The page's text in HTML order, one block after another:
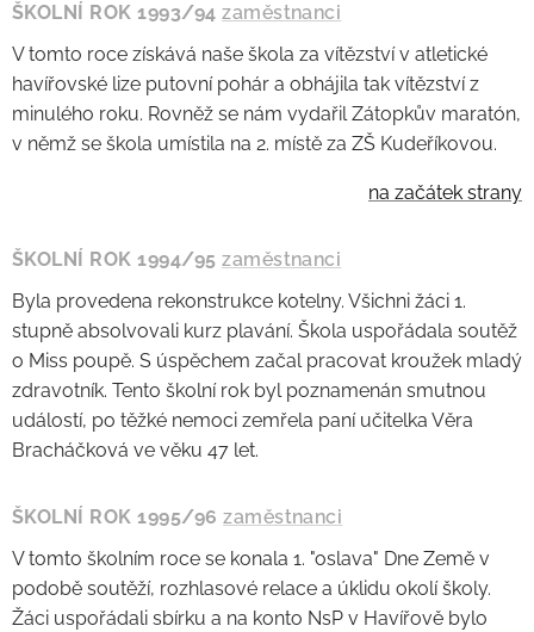
ŠKOLNÍ ROK 1993/94 zaměstnanci
V tomto roce získává naše škola za vítězství v atletické
havířovské lize putovní pohár a obhájila tak vítězství z
minulého roku. Rovněž se nám vydařil Zátopkův maratón,
v němž se škola umístila na 2. místě za ZŠ Kudeříkovou.
na začátek strany
ŠKOLNÍ ROK 1994/95 zaměstnanci
Byla provedena rekonstrukce kotelny. Všichni žáci 1.
stupně absolvovali kurz plavání. Škola uspořádala soutěž
o Miss poupě. S úspěchem začal pracovat kroužek mladý
zdravotník. Tento školní rok byl poznamenán smutnou
událostí, po těžké nemoci zemřela paní učitelka Věra
Bracháčková ve věku 47 let.
ŠKOLNÍ ROK 1995/96zaměstnanci
V tomto školním roce se konala 1. "oslava" Dne Země v
podobě soutěží, rozhlasové relace a úklidu okolí školy.
Žáci uspořádali sbírku a na konto NsP v Havířově bylo